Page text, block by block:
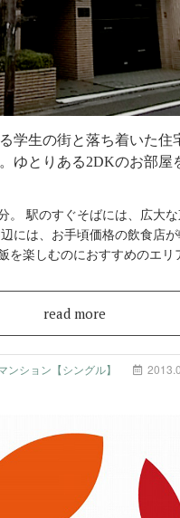
学生の街と落ち着いた住
ゆとりある2DKのお部屋
工業大学
には、お手頃価格の飲食店
楽しむのにおすすめのエリアで
read more
ンション【シングル】